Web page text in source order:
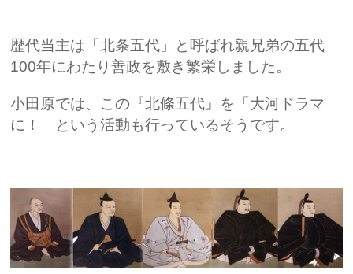
歴代当主は「北条五代」と呼ばれ親兄弟の五代
100年にわたり善政を敷き繁栄しました。
小田原では、この『北條五代』を「大河ドラマ
に！」という活動も行っているそうです。